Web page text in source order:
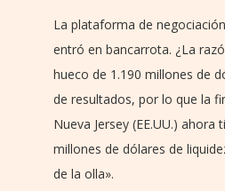
La plataforma de
entró en bancarrota. ¿La
hueco de 1.190 millones de
de resultados, por lo que la
Nueva Jersey (EE.UU.) ahora
millones de dólares de
de la olla».